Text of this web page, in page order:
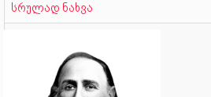
სრულად ნახვა